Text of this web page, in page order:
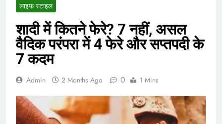
लाइफ स्टाइल
शादी में कितने फेरे? 7 नहीं, असल
वैदिक परंपरा में 4 फेरे और सप्तपदी के
7 कदम
Admin 2 Months Ago 0 1 Mins